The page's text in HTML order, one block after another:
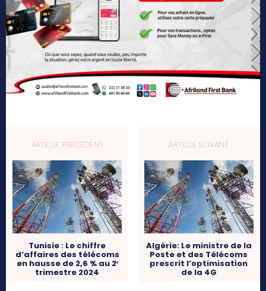
ARTICLE PRÉCÉDENT
Tunisie : Le chiffre
d’affaires des télécoms
en hausse de 2,6 % au 2ᵉ
trimestre 2024
ARTICLE SUIVANT
Algérie: Le ministre de la
Poste et des Télécoms
prescrit l’optimisation
de la 4G